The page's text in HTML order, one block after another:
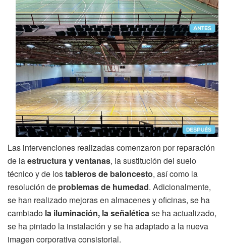
Las intervenciones realizadas comenzaron por reparación
de laestructura y ventanas, la sustitución del suelo
técnico y de lostableros de baloncesto, así como la
resolución de problemas de humedad. Adicionalmente,
se han realizado mejoras en almacenes y oficinas, se ha
cambiado la iluminación, la señaléticase ha actualizado,
se ha pintado la instalación y se ha adaptado a la nueva
imagen corporativa consistorial.